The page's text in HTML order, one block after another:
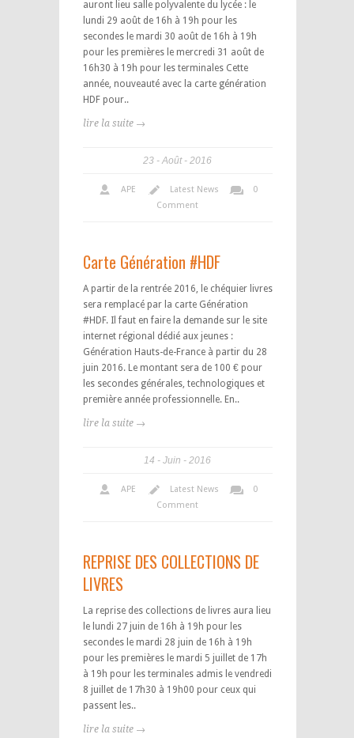
auront lieu salle polyvalente du lycée : le
lundi 29 août de 16h à 19h pour les
secondes le mardi 30 août de 16h à 19h
pour les premières le mercredi 31 août de
16h30 à 19h pour les terminales Cette
année, nouveauté avec la carte génération
HDF pour..
lire la suite →
23 Août 2016
APE Latest News
0
Comment
Carte Génération #HDF
A partir de la rentrée 2016, le chéquier livres
sera remplacé par la carte Génération
#HDF. Il faut en faire la demande sur le site
internet régional dédié aux jeunes :
Génération Hauts-de-France à partir du 28
juin 2016. Le montant sera de 100 € pour
les secondes générales, technologiques et
première année professionnelle. En..
lire la suite →
14 Juin 2016
APE Latest News
0
Comment
REPRISE DES COLLECTIONS DE
LIVRES
La reprise des collections de livres aura lieu
le lundi 27 juin de 16h à 19h pour les
secondes le mardi 28 juin de 16h à 19h
pour les premières le mardi 5 juillet de 17h
à 19h pour les terminales admis le vendredi
8 juillet de 17h30 à 19h00 pour ceux qui
passent les..
lire la suite →